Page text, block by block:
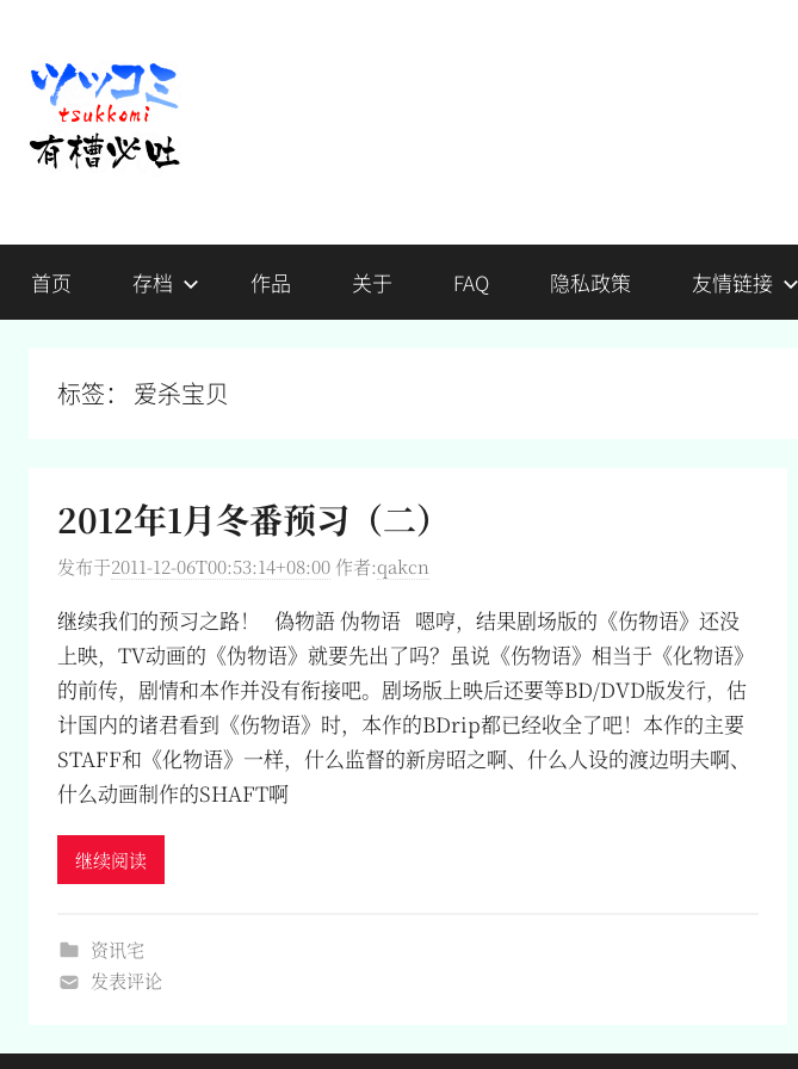
有
槽
必
吐
槽，
首页 存档 作品 关于 FAQ 隐私政策 友情链接
标签： 爱杀宝贝
2012年1月冬番预习（二）
发布于2011-12-06T00:53:14+08:00 作者:qakcn
继续我们的预习之路！ 偽物語 伪物语 嗯哼，结果剧场版的《伤物语》还没
上映，TV动画的《伪物语》就要先出了吗？虽说《伤物语》相当于《化物语》
的前传，剧情和本作并没有衔接吧。剧场版上映后还要等BD/DVD版发行，估
计国内的诸君看到《伤物语》时，本作的BDrip都已经收全了吧！本作的主要
STAFF和《化物语》一样，什么监督的新房昭之啊、什么人设的渡边明夫啊、
什么动画制作的SHAFT啊
继续阅读
资讯宅
发表评论